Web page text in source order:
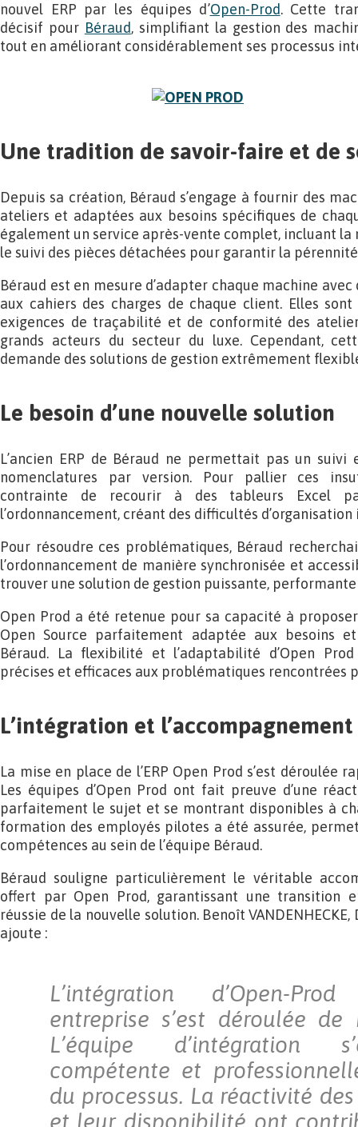
nouvel ERP par les équipes d’Open-Prod. Cette
décisif pour Béraud, simplifiant la gestion des
tout en améliorant considérablement ses processus
Une tradition de savoir-faire et de
Depuis sa création, Béraud s’engage à fournir des
ateliers et adaptées aux besoins spécifiques de
également un service après-vente complet, incluant
le suivi des pièces détachées pour garantir la
Béraud est en mesure d’adapter chaque machine
aux cahiers des charges de chaque client. Elles
exigences de traçabilité et de conformité des
grands acteurs du secteur du luxe. Cependant,
demande des solutions de gestion extrêmement
Le besoin d’une nouvelle solution
L’ancien ERP de Béraud ne permettait pas un suivi
nomenclatures par version. Pour pallier ces
contrainte de recourir à des tableurs Excel
l’ordonnancement, créant des difficultés d’organisation
Pour résoudre ces problématiques, Béraud
l’ordonnancement de manière synchronisée et
trouver une solution de gestion puissante,
Open Prod a été retenue pour sa capacité à
Open Source parfaitement adaptée aux besoins
Béraud. La flexibilité et l’adaptabilité d’Open
précises et efficaces aux problématiques rencontrées
L’intégration et
La mise en place de l’ERP Open Prod s’est déroulée
Les équipes d’Open Prod ont fait preuve d’une
parfaitement le sujet et se montrant disponibles à
formation des employés pilotes a été assurée,
compétences au sein de l’équipe Béraud.
Béraud souligne particulièrement le véritable
offert par Open Prod, garantissant une transition
réussie de la nouvelle solution. Benoît
ajoute :
L’intégration d’Open-
entreprise s’est déroulée de
L’équipe d’intégration
compétente et
du processus. La réactivité
et leur disponibilité ont